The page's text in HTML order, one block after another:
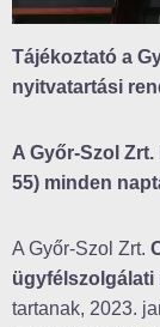
Tájékoztató a
nyitvatartási
A Győr-Szol
55) minden
A Győr-Szol Zrt.
ügyfélszolgálati
tartanak, 2023.